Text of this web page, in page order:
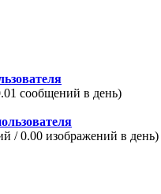
сообщений в день)
/ 0.00 изображений в день)